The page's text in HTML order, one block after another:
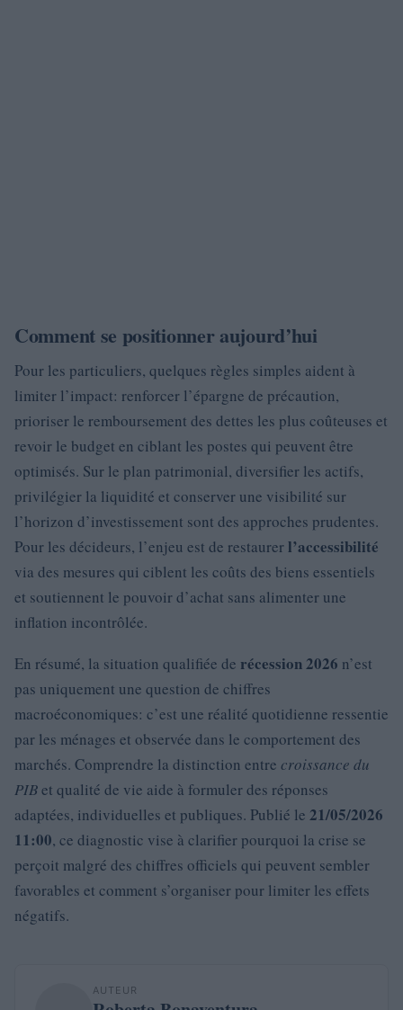
Comment se positionner aujourd’hui
Pour les particuliers, quelques règles simples aident à
limiter l’impact: renforcer l’épargne de précaution,
prioriser le remboursement des dettes les plus coûteuses et
revoir le budget en ciblant les postes qui peuvent être
optimisés. Sur le plan patrimonial, diversifier les actifs,
privilégier la liquidité et conserver une visibilité sur
l’horizon d’investissement sont des approches prudentes.
Pour les décideurs, l’enjeu est de restaurerl’accessibilité
via des mesures qui ciblent les coûts des biens essentiels
et soutiennent le pouvoir d’achat sans alimenter une
inflation incontrôlée.
En résumé, la situation qualifiée de récession 2026 n’est
pas uniquement une question de chiffres
macroéconomiques: c’est une réalité quotidienne ressentie
par les ménages et observée dans le comportement des
marchés. Comprendre la distinction entre croissance du
PIBet qualité de vie aide à formuler des réponses
adaptées, individuelles et publiques. Publié le 21/05/2026
11:00, ce diagnostic vise à clarifier pourquoi la crise se
perçoit malgré des chiffres officiels qui peuvent sembler
favorables et comment s’organiser pour limiter les effets
négatifs.
AUTEUR